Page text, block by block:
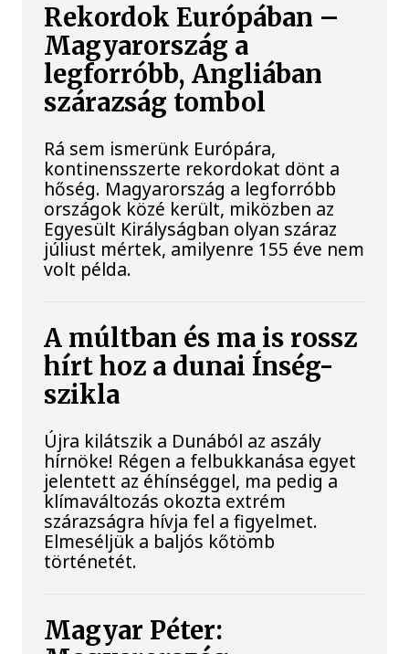
Rekordok Európában –
Magyarország a
legforróbb, Angliában
szárazság tombol
Rá sem ismerünk Európára,
kontinensszerte rekordokat dönt a
hőség. Magyarország a legforróbb
országok közé került, miközben az
Egyesült Királyságban olyan száraz
júliust mértek, amilyenre 155 éve nem
volt példa.
A múltban és ma is rossz
hírt hoz a dunai Ínség-
szikla
Újra kilátszik a Dunából az aszály
hírnöke! Régen a felbukkanása egyet
jelentett az éhínséggel, ma pedig a
klímaváltozás okozta extrém
szárazságra hívja fel a figyelmet.
Elmeséljük a baljós kőtömb
történetét.
Magyar Péter: